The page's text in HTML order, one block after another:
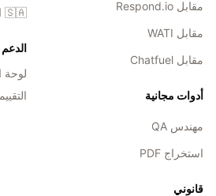
مقابل Respond.io
مقابل WATI
مقابل Chatfuel
أدوات مجانية
مهندس QA
استخراج PDF
قانوني
🇸🇦
الدعم
لوحة